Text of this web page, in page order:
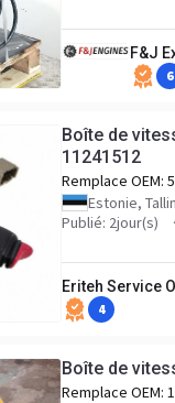
F&J
6
Boîte de
11241512
Remplace OEM:
Estonie,
Publié: 2jour(s)
Eriteh Service
4
Boîte de
Remplace OEM: